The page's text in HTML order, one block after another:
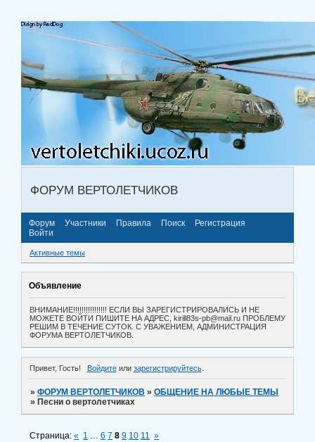
ФОРУМ ВЕРТОЛЕТЧИКОВ
Форум Участники Правила Поиск
Регистрация
Войти
Активные темы
Объявление
ВНИМАНИЕ!!!!!!!!!!!!!!!! ЕСЛИ ВЫ ЗАРЕГИСТРИРОВАЛИСЬ И НЕ
МОЖЕТЕ ВОЙТИ ПИШИТЕ НА АДРЕС, kirill83s-pb@mail.ru ПРОБЛЕМУ
РЕШИМ В ТЕЧЕНИЕ СУТОК. С УВАЖЕНИЕМ, АДМИНИСТРАЦИЯ
ФОРУМА ВЕРТОЛЕТЧИКОВ.
Привет, Гость! Войдитеили зарегистрируйтесь.
»ФОРУМ ВЕРТОЛЕТЧИКОВ »ОБЩЕНИЕ НА ЛЮБЫЕ ТЕМЫ
» Песни о вертолетчиках
Страница:« 1 … 6 7 8 9 10 11 »